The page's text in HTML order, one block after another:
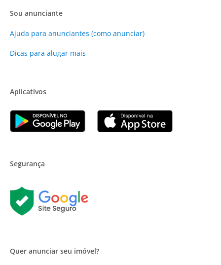
Sou anunciante
Ajuda para anunciantes (como anunciar)
Dicas para alugar mais
Aplicativos
Segurança
Quer anunciar seu imóvel?